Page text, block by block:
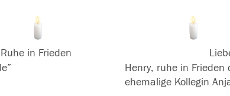
Ruhe in Frieden
Henry, ruhe in Frieden
ehemalige Kollegin